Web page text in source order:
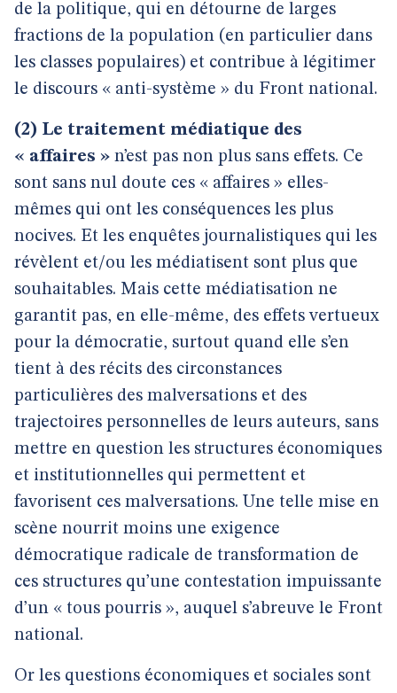
de la politique, qui en détourne de larges
fractions de la population (en particulier dans
les classes populaires) et contribue à légitimer
le discours « anti-système » du Front national.
(2) Le traitement médiatique des
« affaires » n’est pas non plus sans effets. Ce
sont sans nul doute ces « affaires » elles-
mêmes qui ont les conséquences les plus
nocives. Et les enquêtes journalistiques qui les
révèlent et/ou les médiatisent sont plus que
souhaitables. Mais cette médiatisation ne
garantit pas, en elle-même, des effets vertueux
pour la démocratie, surtout quand elle s’en
tient à des récits des circonstances
particulières des malversations et des
trajectoires personnelles de leurs auteurs, sans
mettre en question les structures économiques
et institutionnelles qui permettent et
favorisent ces malversations. Une telle mise en
scène nourrit moins une exigence
démocratique radicale de transformation de
ces structures qu’une contestation impuissante
d’un « tous pourris », auquel s’abreuve le Front
national.
Or les questions économiques et sociales sont